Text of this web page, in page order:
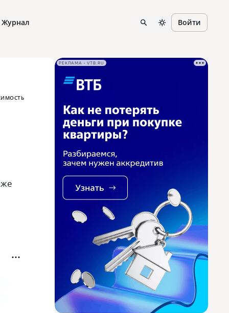
Журнал Войти
РЕКЛАМА • VTB.RU